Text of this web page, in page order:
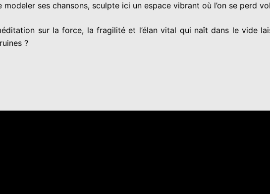
ses chansons, sculpte ici un espace vibrant où l’on se perd
sur la force, la fragilité et l’élan vital qui naît dans le vide
?